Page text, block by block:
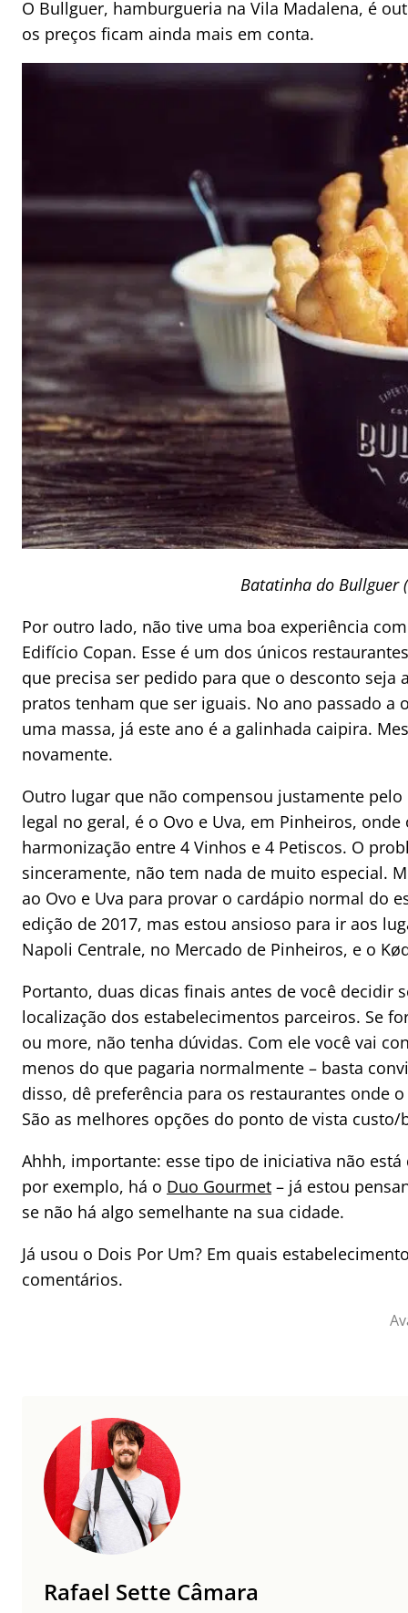
O Bullguer, hamburgueria na Vila Madalena, é
os preços ficam ainda mais em conta.
Batatinha do Bullguer
Por outro lado, não tive uma boa experiência
Edifício Copan. Esse é um dos únicos
que precisa ser pedido para que o desconto
pratos tenham que ser iguais. No ano passado a
uma massa, já este ano é a galinhada caipira.
novamente.
Outro lugar que não compensou justamente
legal no geral, é o Ovo e Uva, em Pinheiros,
harmonização entre 4 Vinhos e 4 Petiscos. O
sinceramente, não tem nada de muito especial.
ao Ovo e Uva para provar o cardápio normal do
edição de 2017, mas estou ansioso para ir aos
Napoli Centrale, no Mercado de Pinheiros, e o
Portanto, duas dicas finais antes de você decidir
localização dos estabelecimentos parceiros. Se
ou more, não tenha dúvidas. Com ele você vai
menos do que pagaria normalmente – basta
disso, dê preferência para os restaurantes onde
São as melhores opções do ponto de vista custo/
Ahhh, importante: esse tipo de iniciativa não
por exemplo, há o Duo Gourmet – já estou
se não há algo semelhante na sua cidade.
Já usou o Dois Por Um? Em quais
comentários.
Rafael Sette Câmara